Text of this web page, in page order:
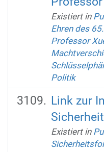
Existiert in
Ehren des
Professor
Politik
Link zur
Existiert in